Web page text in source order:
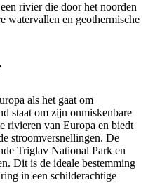
rivier die door het noorden
watervallen en geothermische
als het gaat om
staat om zijn onmiskenbare
rivieren van Europa en biedt
stroomversnellingen. De
Triglav National Park en
Dit is de ideale bestemming
in een schilderachtige